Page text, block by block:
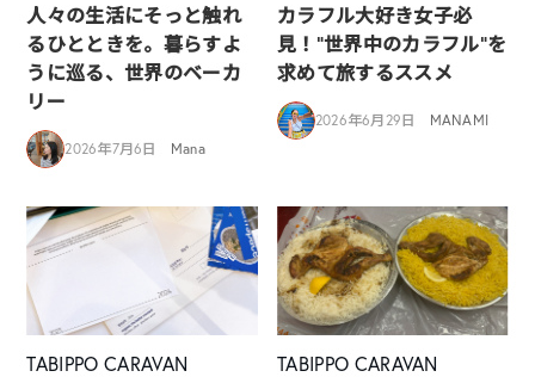
人々の生活にそっと触れ
るひとときを。暮らすよ
うに巡る、世界のベーカ
リー
2026年7月6日 Mana
カラフル大好き女子必
見！”世界中のカラフル”を
求めて旅するススメ
2026年6月29日 MANAMI
TABIPPO CARAVAN TABIPPO CARAVAN